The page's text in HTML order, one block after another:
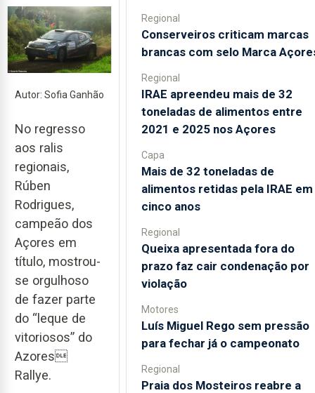
Autor: Sofia Ganhão
No regresso
aos ralis
regionais,
Rúben
Rodrigues,
campeão dos
Açores em
título, mostrou-
se orgulhoso
de fazer parte
do “leque de
vitoriosos” do
Azores
Rallye.
Regional
Conserveiros criticam marcas
brancas com selo Marca
Regional
IRAE apreendeu mais de 32
toneladas de alimentos entre
2021 e 2025 nos Açores
Capa
Mais de 32 toneladas de
alimentos retidas pela IRAE em
cinco anos
Regional
Queixa apresentada fora do
prazo faz cair condenação por
violação
Motores
Luís Miguel Rego sem pressão
para fechar já o campeonato
Regional
Praia dos Mosteiros reabre a